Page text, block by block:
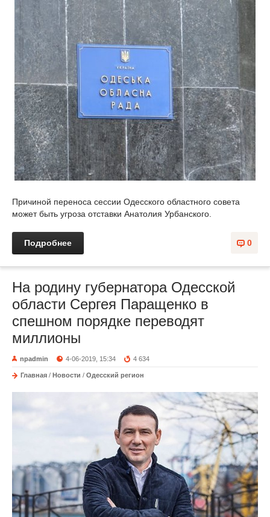
Причиной переноса сессии Одесского областного совета
может быть угроза отставки Анатолия Урбанского.
0
Подробнее
На родину губернатора Одесской
области Сергея Паращенко в
спешном порядке переводят
миллионы
npadmin 4-06-2019, 15:34 4 634
Главная / Новости / Одесский регион